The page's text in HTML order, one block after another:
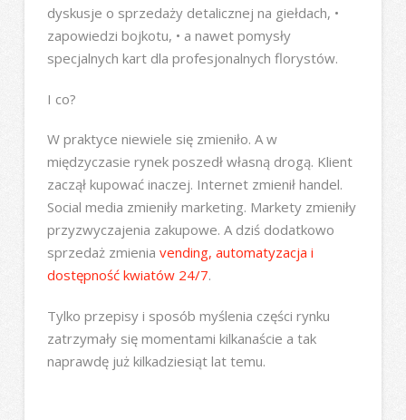
dyskusje o sprzedaży detalicznej na giełdach, •
zapowiedzi bojkotu, • a nawet pomysły
specjalnych kart dla profesjonalnych florystów.
I co?
W praktyce niewiele się zmieniło. A w
międzyczasie rynek poszedł własną drogą. Klient
zaczął kupować inaczej. Internet zmienił handel.
Social media zmieniły marketing. Markety zmieniły
przyzwyczajenia zakupowe. A dziś dodatkowo
sprzedaż zmienia vending, automatyzacja i
dostępność kwiatów 24/7.
Tylko przepisy i sposób myślenia części rynku
zatrzymały się momentami kilkanaście a tak
naprawdę już kilkadziesiąt lat temu.